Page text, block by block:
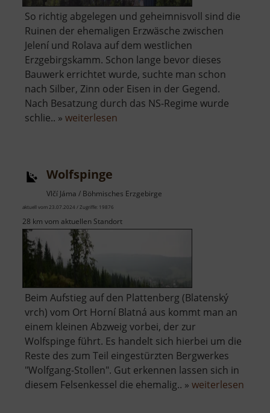
So richtig abgelegen und geheimnisvoll sind die
Ruinen der ehemaligen Erzwäsche zwischen
Jelení und Rolava auf dem westlichen
Erzgebirgskamm. Schon lange bevor dieses
Bauwerk errichtet wurde, suchte man schon
nach Silber, Zinn oder Eisen in der Gegend.
Nach Besatzung durch das NS-Regime wurde
schlie.. » weiterlesen
Wolfspinge
Vlčí Jáma / Böhmisches Erzgebirge
aktuell vom 23.07.2024 / Zugriffe: 19876
28 km vom aktuellen Standort
Beim Aufstieg auf den Plattenberg (Blatenský
vrch) vom Ort Horní Blatná aus kommt man an
einem kleinen Abzweig vorbei, der zur
Wolfspinge führt. Es handelt sich hierbei um die
Reste des zum Teil eingestürzten Bergwerkes
"Wolfgang-Stollen". Gut erkennen lassen sich in
diesem Felsenkessel die ehemalig.. » weiterlesen